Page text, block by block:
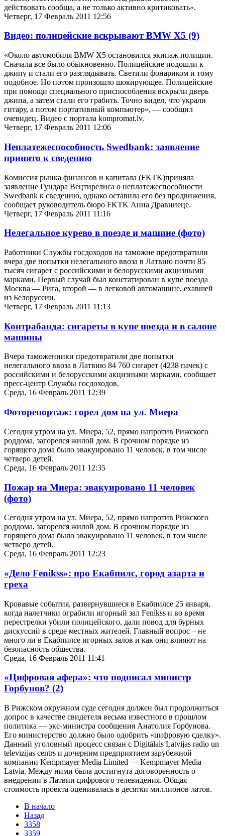
действовать сообща, а не только активно критиковать».
Четверг, 17 Февраль 2011 12:56
Видео: полицейские вскрывают BMW X5 (9)
«Около автомобиля BMW X5 остановился экипаж полиции.
Сначала все было обыкновенно. Полицейские подошли к
джипу и стали его разглядывать. Светили фонариком и тому
подобное. Но потом произошло шокирующее. Полицейские
при помощи специального приспособления вскрыли дверь
джипа, а затем стали его грабить. Точно видел, что украли
гитару, а потом портативный компьютер», — сообщил
очевидец. Видео с портала kompromat.lv.
Четверг, 17 Февраль 2011 12:06
Неплатежеспособность Swedbank: заявление
принято к сведению
Комиссия рынка финансов и капитала (FKTK)приняла
заявление Гундара Вецтирелиса о неплатежеспособности
Swedbank к сведению, однако оставила его без продвижения,
сообщает руководитель бюро FKTK Анна Дравниеце.
Четверг, 17 Февраль 2011 11:16
Нелегальное курево в поезде и машине (фото)
Работники Службы госдоходов на таможне предотвратили
вчера две попытки нелегального ввоза в Латвию почти 85
тысяч сигарет с российскими и белорусскими акцизными
марками. Первый случай был констатирован в купе поезда
Москва — Рига, второй — в легковой автомашине, ехавшей
из Белоруссии.
Четверг, 17 Февраль 2011 11:13
Контрабанда: сигареты в купе поезда и в салоне
машины
Вчера таможенники предотвратили две попытки
нелегального ввоза в Латвию 84 760 сигарет (4238 пачек) с
российскими и белорусскими акцизными марками, сообщает
пресс-центр Службы госдоходов.
Среда, 16 Февраль 2011 12:39
Фоторепортаж: горел дом на ул. Миера
Сегодня утром на ул. Миера, 52, прямо напротив Рижского
роддома, загорелся жилой дом. В срочном порядке из
горящего дома было эвакуировано 11 человек, в том числе
четверо детей.
Среда, 16 Февраль 2011 12:35
Пожар на Миера: эвакуировано 11 человек
(фото)
Сегодня утром на ул. Миера, 52, прямо напротив Рижского
роддома, загорелся жилой дом. В срочном порядке из
горящего дома было эвакуировано 11 человек, в том числе
четверо детей.
Среда, 16 Февраль 2011 12:23
«Дело Fenikss»: про Екабпилс, город азарта и
греха
Кровавые события, развернувшиеся в Екабпилсе 25 января,
когда налетчики ограбили игорный зал Fenikss и во время
перестрелки убили полицейского, дали повод для бурных
дискуссий в среде местных жителей. Главный вопрос – не
много ли в Екабпилсе игорных залов и как они влияют на
безопасность общества.
Среда, 16 Февраль 2011 11:41
«Цифровая афера»: что подписал министр
Горбунов? (2)
В Рижском окружном суде сегодня должен был продолжиться
допрос в качестве свидетеля весьма известного в прошлом
политика — экс-министра сообщения Анатолия Горбунова.
Его министерство должно было одобрить «цифровую сделку».
Данный уголовный процесс связан с Digitālais Latvijas radio un
televīzijas centrs и дочерним предприятием зарубежной
компании Kempmayer Media Limited — Kempmayer Media
Latvia. Между ними была достигнута договоренность о
внедрении в Латвии цифрового телевидения. Общая
стоимость проекта оценивалась в десятки миллионов латов.
В начало
Назад
3358
3359